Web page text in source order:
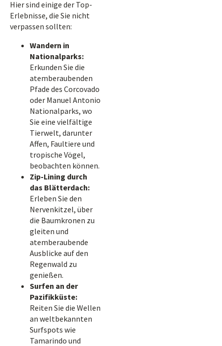
Hier sind einige der Top-
Erlebnisse, die Sie nicht
verpassen sollten:
Wandern in
Nationalparks:
Erkunden Sie die
atemberaubenden
Pfade des Corcovado
oder Manuel Antonio
Nationalparks, wo
Sie eine vielfältige
Tierwelt, darunter
Affen, Faultiere und
tropische Vögel,
beobachten können.
Zip-Lining durch
das Blätterdach:
Erleben Sie den
Nervenkitzel, über
die Baumkronen zu
gleiten und
atemberaubende
Ausblicke auf den
Regenwald zu
genießen.
Surfen an der
Pazifikküste:
Reiten Sie die Wellen
an weltbekannten
Surfspots wie
Tamarindo und